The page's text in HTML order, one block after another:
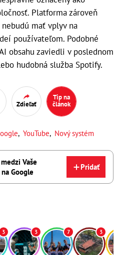
Platforma zároveň
mať vplyv na
používateľom. Podobné
obsahu zaviedli v poslednom
hudobná služba Spotify.
Zdieľať
Tip na
článok
, YouTube, Nový systém
Vaše
Google
Pridať
3 3 7 3